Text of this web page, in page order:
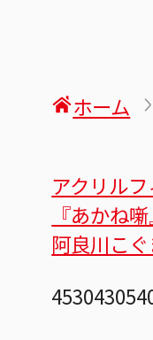
ホーム
アクリル
『あかね
阿良川こ